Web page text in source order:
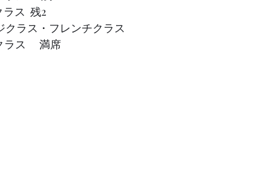
残2
ラス・フレンチクラス
ス　 満席